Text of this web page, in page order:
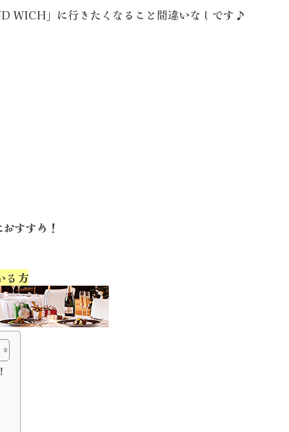
WICH」に行きたくなること間違いなしです♪
すすめ！
る方